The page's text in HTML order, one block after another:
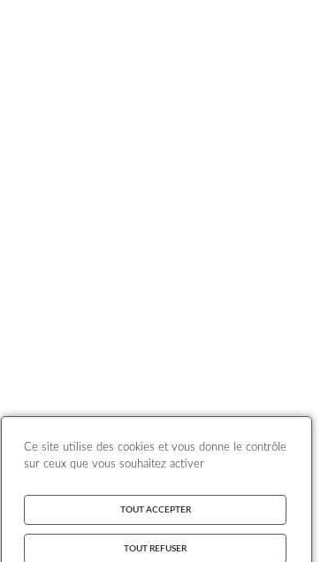
Ce site utilise des cookies et vous donne le contrôle
sur ceux que vous souhaitez activer
TOUT ACCEPTER
TOUT REFUSER